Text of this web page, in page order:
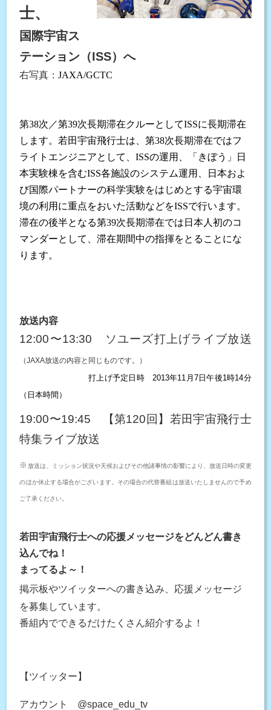
士、
国際宇宙ス
テーション（ISS）へ
右写真：JAXA/GCTC
第38次／第39次長期滞在クルーとしてISSに長期滞在
します。若田宇宙飛行士は、第38次長期滞在ではフ
ライトエンジニアとして、ISSの運用、「きぼう」日
本実験棟を含むISS各施設のシステム運用、日本およ
び国際パートナーの科学実験をはじめとする宇宙環
境の利用に重点をおいた活動などをISSで行います。
滞在の後半となる第39次長期滞在では日本人初のコ
マンダーとして、滞在期間中の指揮をとることにな
ります。
放送内容
12:00〜13:30 ソユーズ打上げライブ放送
（JAXA放送の内容と同じものです。）
打上げ予定日時 2013年11月7日午後1時14分
（日本時間）
19:00〜19:45 【第120回】若田宇宙飛行士
特集ライブ放送
※ 放送は、ミッション状況や天候およびその他諸事情の影響により、放送日時の変更
のほか休止する場合がございます。その場合の代替番組は放送いたしませんので予め
ご了承ください。
若田宇宙飛行士への応援メッセージをどんどん書き
込んでね！
まってるよ～！
掲示板やツイッターへの書き込み、 応援メッセージ
を募集しています。
番組内でできるだけたくさん紹介するよ！
【ツイッター】
アカウント @space_edu_tv